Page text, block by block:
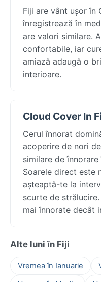
Fiji are vânt ușor în
înregistrează în
are valori similare.
confortabile, iar
amiază adaugă o
interioare.
Cloud Cover In
Cerul înnorat
acoperire de nori
similare de
Soarele direct este
așteaptă-te la
scurte de
mai înnorate decât
Alte luni în Fiji
Vremea în Ianuarie